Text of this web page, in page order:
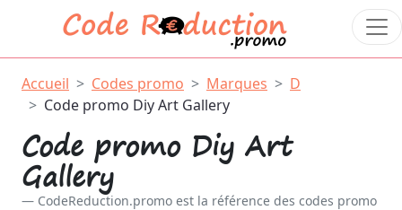
Accueil Codes promo Marques
D
Code promo Diy Art Gallery
Code promo Diy Art
Gallery
CodeReduction.promo est la référence des codes promo